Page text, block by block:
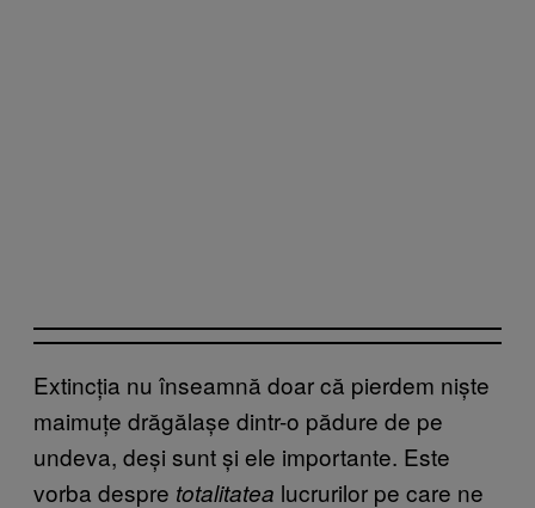
Extincția nu înseamnă doar că pierdem niște
maimuțe drăgălașe dintr-o pădure de pe
undeva, deși sunt și ele importante. Este
vorba despre totalitatea lucrurilor pe care ne